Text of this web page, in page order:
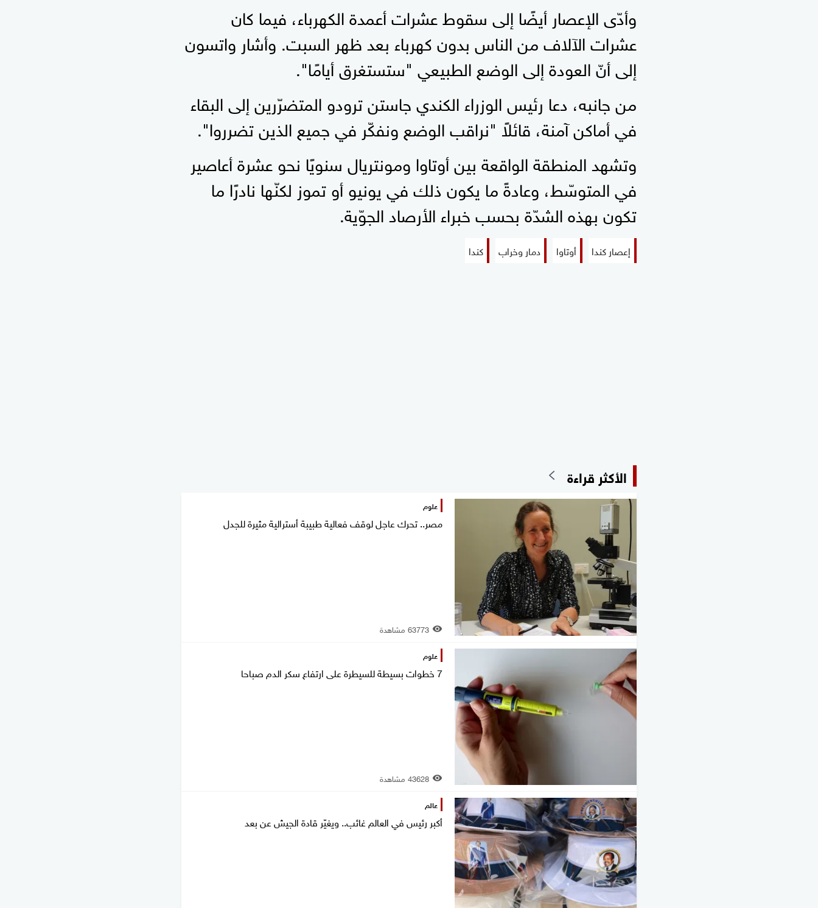
وأدّى الإعصار أيضًا إلى سقوط عشرات أعمدة الكهرباء، فيما كان
عشرات الآلاف من الناس بدون كهرباء بعد ظهر السبت. وأشار واتسون
إلى أنّ العودة إلى الوضع الطبيعي "ستستغرق أيامًا".
من جانبه، دعا رئيس الوزراء الكندي جاستن ترودو المتضرّرين إلى البقاء
في أماكن آمنة، قائلاً "نراقب الوضع ونفكّر في جميع الذين تضرروا".
وتشهد المنطقة الواقعة بين أوتاوا ومونتريال سنويًا نحو عشرة أعاصير
في المتوسّط، وعادةً ما يكون ذلك في يونيو أو تموز لكنّها نادرًا ما
تكون بهذه الشدّة بحسب خبراء الأرصاد الجوّية.
إعصار كندا أوتاوا دمار وخراب كندا
الأكثر قراءة
علوم
مصر.. تحرك عاجل لوقف فعالية طبيبة أسترالية مثيرة للجدل
63773 مشاهدة
علوم
7 خطوات بسيطة للسيطرة على ارتفاع سكر الدم صباحا
43628 مشاهدة
عالم
أكبر رئيس في العالم غائب.. ويغيّر قادة الجيش عن بعد